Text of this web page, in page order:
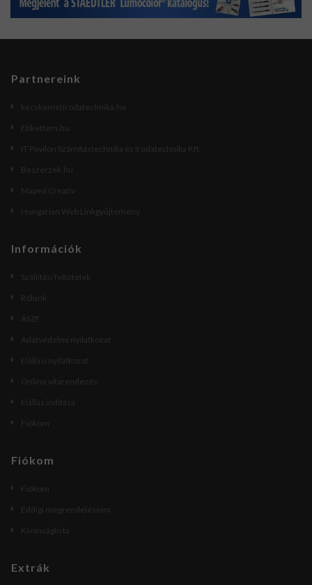
Partnereink
kecskemetirodatechnika.hu
Etikettem.hu
IT Pavilon Számítástechnika és Irodatechnika Kft.
Beszerzek.hu
Maped Creativ
Hungarian Web Linkgyűjtemény
Információk
Szállítási feltételek
Rólunk
ÁSZF
Adatvédelmi nyilatkozat
Elállási nyilatkozat
Online vitarendezés
Elállás indítása
Fiókom
Fiókom
Fiókom
Eddigi megrendeléseim
Kívánságlista
Extrák